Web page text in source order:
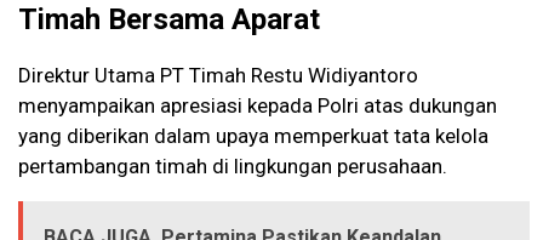
Timah Bersama Aparat
Direktur Utama PT Timah Restu Widiyantoro
menyampaikan apresiasi kepada Polri atas dukungan
yang diberikan dalam upaya memperkuat tata kelola
pertambangan timah di lingkungan perusahaan.